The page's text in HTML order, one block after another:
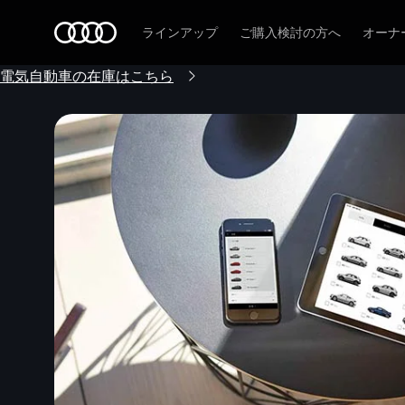
ラインアップ ご購入検討の方へ オーナ
電気自動車の在庫はこちら